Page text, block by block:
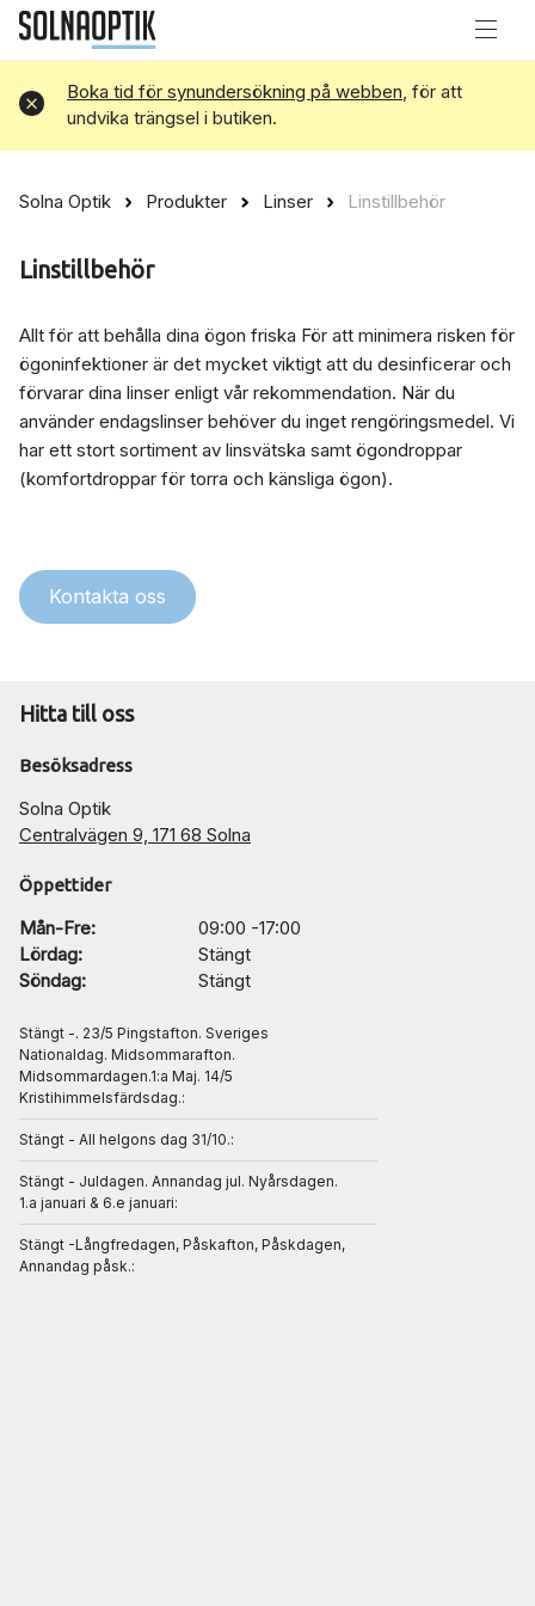
Boka tid för synundersökning på webben, för att
undvika trängsel i butiken.
Avvisa
Solna Optik Produkter Linser Linstillbehör
Linstillbehör
Allt för att behålla dina ögon friska För att minimera risken för
ögoninfektioner är det mycket viktigt att du desinficerar och
förvarar dina linser enligt vår rekommendation. När du
använder endagslinser behöver du inget rengöringsmedel. Vi
har ett stort sortiment av linsvätska samt ögondroppar
(komfortdroppar för torra och känsliga ögon).
Kontakta oss
Hitta till oss
Besöksadress
Solna Optik
Centralvägen 9, 171 68 Solna
Öppettider
Mån-Fre:
09:00 -17:00
Lördag:
Stängt
Söndag:
Stängt
Stängt -. 23/5 Pingstafton. Sveriges
Nationaldag. Midsommarafton.
Midsommardagen.1:a Maj. 14/5
Kristihimmelsfärdsdag.:
Stängt - All helgons dag 31/10.:
Stängt - Juldagen. Annandag jul. Nyårsdagen.
1.a januari & 6.e januari:
Stängt -Långfredagen, Påskafton, Påskdagen,
Annandag påsk.: